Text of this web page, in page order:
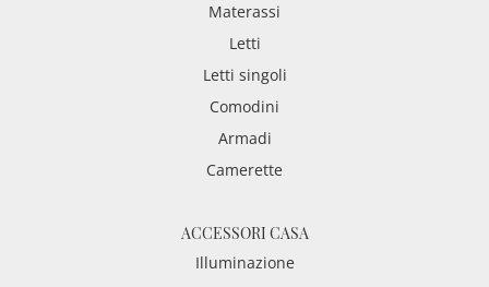
Materassi
Letti
Letti singoli
Comodini
Armadi
Camerette
ACCESSORI CASA
Illuminazione